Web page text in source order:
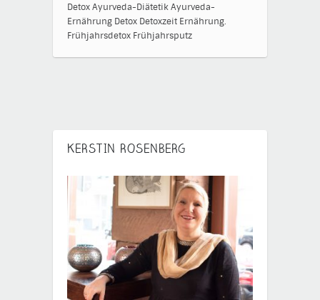
DetoxAyurveda-DiätetikAyurveda-
Ernährung Detox Detoxzeit Ernährung.
Frühjahrsdetox Frühjahrsputz
KERSTIN ROSENBERG